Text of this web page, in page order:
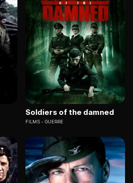
Soldiers of the damned
FILMS GUERRE